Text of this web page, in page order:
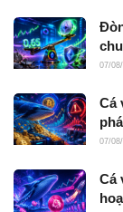
07/
Cá
07/
Cá